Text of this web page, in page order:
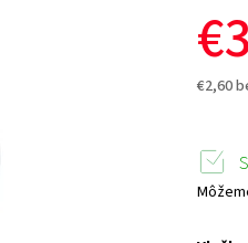
€2,60